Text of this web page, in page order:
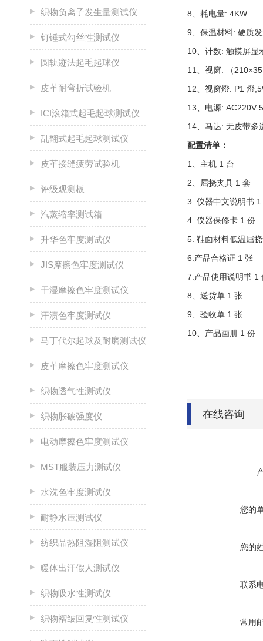
织物负离子发生量测试仪
钉锤式勾丝性测试仪
圆轨迹法起毛起球仪
皮革耐弯折试验机
ICI滚箱式起毛起球测试仪
乱翻式起毛起球测试仪
皮革接缝疲劳试验机
评级观测板
汽蒸缩率测试箱
升华色牢度测试仪
JIS摩擦色牢度测试仪
干湿摩擦色牢度测试仪
汗渍色牢度测试仪
马丁代尔起球及耐磨测试仪
皮革摩擦色牢度测试仪
织物透气性测试仪
织物胀破强度仪
电动摩擦色牢度测试仪
MST服装压力测试仪
水洗色牢度测试仪
耐静水压测试仪
纺织品热阻湿阻测试仪
暖体出汗假人测试仪
织物吸水性测试仪
织物褶皱回复性测试仪
8、耗电量: 4KW
9、保温材料: 硬质
10、计数: 触摸屏显
11、视窗: （
12、视窗燈: P1 燈
13、电源: AC220V
14、马达: 无皮带多
配置清单：
1、主机 1 台
2、屈挠夹具 1 套
3. 仪器中文说明书 1
4. 仪器保修卡 1 份
5. 鞋面材料低温屈
6.产品合格证 1 张
7.产品使用说明书 1
8、送货单 1 张
9、验收单 1 张
10、产品画册 1 份
在线咨询
您的
您的
联系
常用